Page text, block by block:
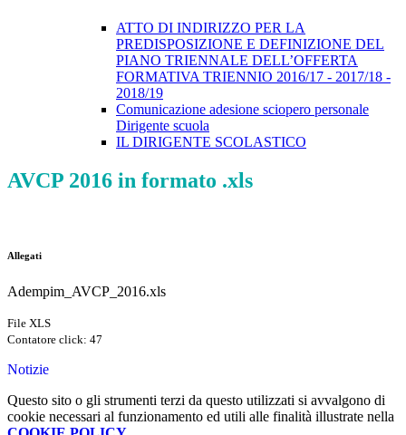
ATTO DI INDIRIZZO PER LA
PREDISPOSIZIONE E DEFINIZIONE DEL
PIANO TRIENNALE DELL’OFFERTA
FORMATIVA TRIENNIO 2016/17 - 2017/18 -
2018/19
Comunicazione adesione sciopero personale
Dirigente scuola
IL DIRIGENTE SCOLASTICO
AVCP 2016 in formato .xls
Allegati
Adempim_AVCP_2016.xls
File XLS
Contatore click: 47
Notizie
Questo sito o gli strumenti terzi da questo utilizzati si avvalgono di
cookie necessari al funzionamento ed utili alle finalità illustrate nella